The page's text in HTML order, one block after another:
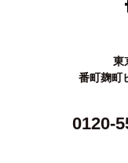
東
番町麹町
0120-